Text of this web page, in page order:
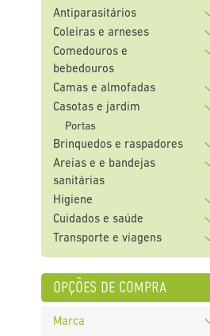
Antiparasitários
Coleiras e arneses
Comedouros e
bebedouros
Camas e almofadas
Casotas e jardim
Portas
Brinquedos e raspadores
Areias e e bandejas
sanitárias
Higiene
Cuidados e saúde
Transporte e viagens
opções de compra
Marca